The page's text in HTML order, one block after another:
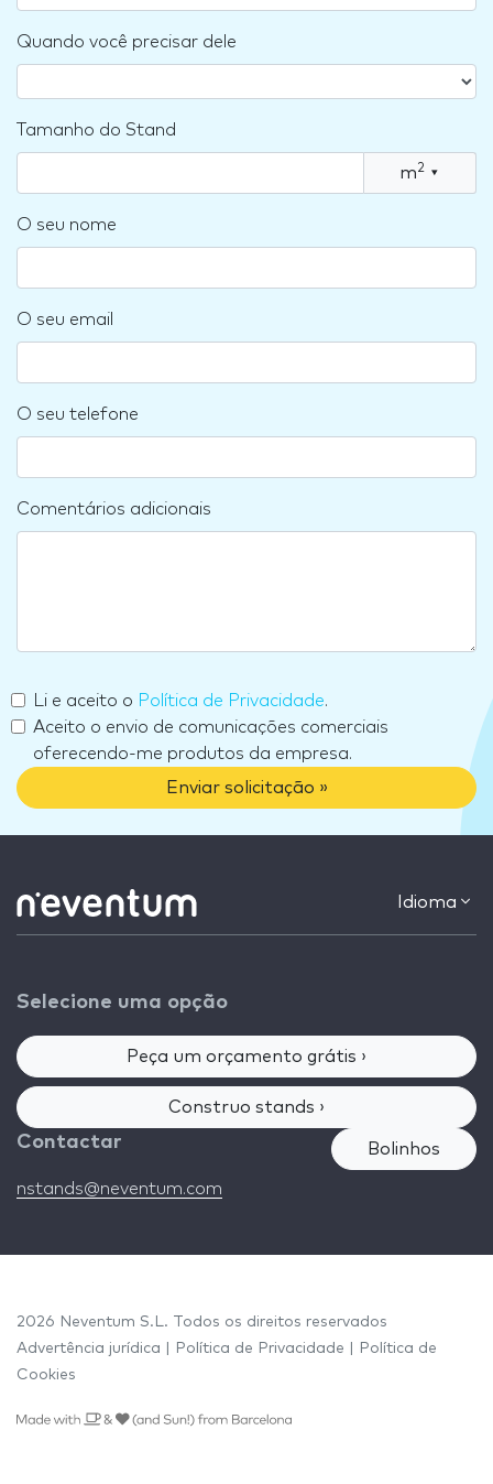
Quando você precisar dele
Tamanho do Stand
m2 ▾
O seu nome
O seu email
O seu telefone
Comentários adicionais
Li e aceito o Política de Privacidade.
Aceito o envio de comunicações comerciais
oferecendo-me produtos da empresa.
Enviar solicitação »
Idioma
Selecione uma opção
Peça um orçamento grátis ›
Construo stands ›
Contactar
nstands@neventum.com
Bolinhos
2026 Neventum S.L. Todos os direitos reservados
Advertência jurídica
Política de Privacidade
Política de
Cookies